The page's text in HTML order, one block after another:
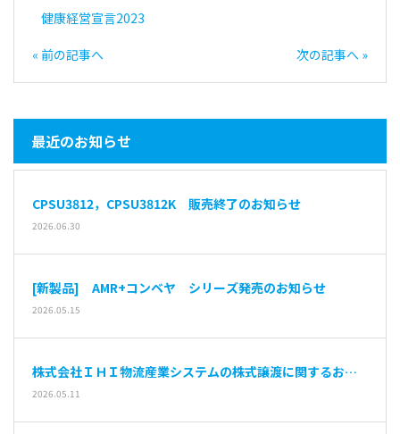
健康経営宣言2023
« 前の記事へ 次の記事へ »
最近のお知らせ
CPSU3812，CPSU3812K 販売終了のお知らせ
2026.06.30
[新製品] AMR+コンベヤ シリーズ発売のお知らせ
2026.05.15
株式会社ＩＨＩ物流産業システムの株式譲渡に関するお知
らせ
2026.05.11